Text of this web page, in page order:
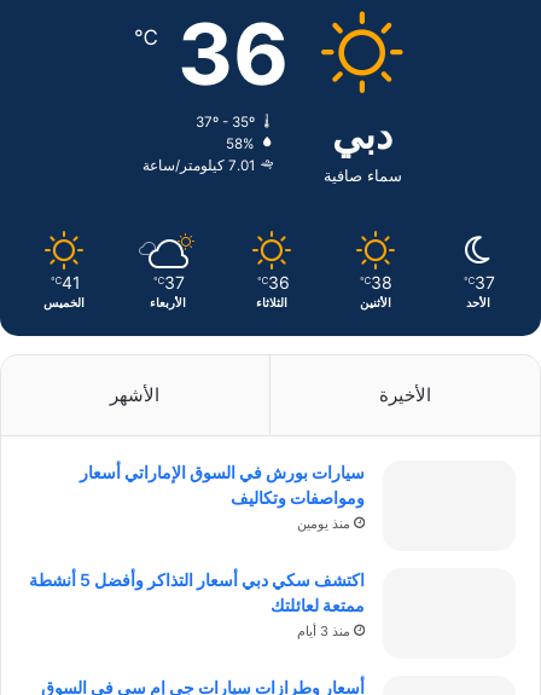
و
د
ن
ا
دبي
سماء صافية
36
℃
37º - 35º
58%
7.01 كيلومتر/ساعة
37
℃
الأحد
38
℃
الأثنين
36
℃
الثلاثاء
37
℃
الأربعاء
41
℃
الخميس
الأخيرة الأشهر
سيارات بورش في السوق الإماراتي أسعار
ومواصفات وتكاليف
منذ يومين
اكتشف سكي دبي أسعار التذاكر وأفضل 5 أنشطة
ممتعة لعائلتك
منذ 3 أيام
أسعار وطرازات سيارات جي إم سي في السوق